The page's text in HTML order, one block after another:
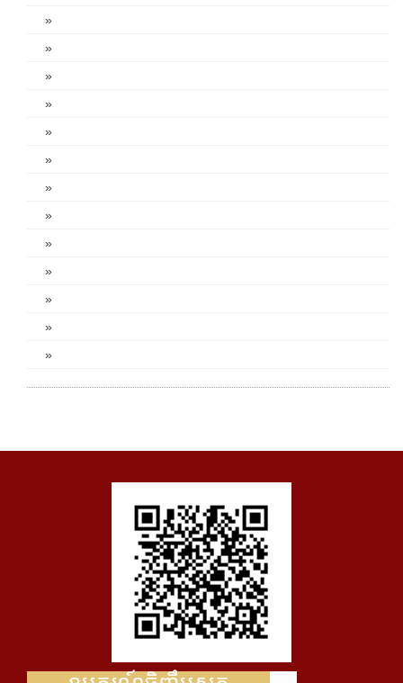
»
»
»
»
»
»
»
»
»
»
»
»
»